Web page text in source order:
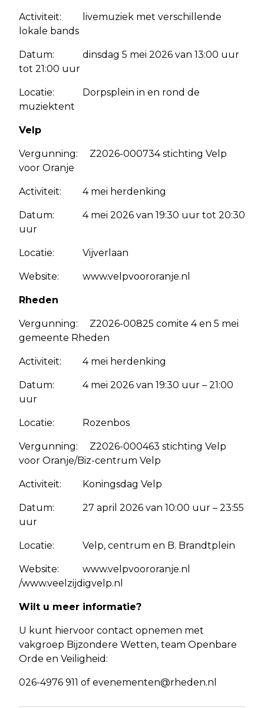
Activiteit: livemuziek met verschillende
lokale bands
Datum: dinsdag 5 mei 2026 van 13:00 uur
tot 21:00 uur
Locatie: Dorpsplein in en rond de
muziektent
Velp
Vergunning: Z2026-000734 stichting Velp
voor Oranje
Activiteit: 4 mei herdenking
Datum: 4 mei 2026 van 19:30 uur tot 20:30
uur
Locatie: Vijverlaan
Website: www.velpvoororanje.nl
Rheden
Vergunning: Z2026-00825 comite 4 en 5 mei
gemeente Rheden
Activiteit: 4 mei herdenking
Datum: 4 mei 2026 van 19:30 uur – 21:00
uur
Locatie: Rozenbos
Vergunning: Z2026-000463 stichting Velp
voor Oranje/Biz-centrum Velp
Activiteit: Koningsdag Velp
Datum: 27 april 2026 van 10:00 uur – 23:55
uur
Locatie: Velp, centrum en B. Brandtplein
Website: www.velpvoororanje.nl
/www.veelzijdigvelp.nl
Wilt u meer informatie?
U kunt hiervoor contact opnemen met
vakgroep Bijzondere Wetten, team Openbare
Orde en Veiligheid:
026-4976 911 of evenementen@rheden.nl